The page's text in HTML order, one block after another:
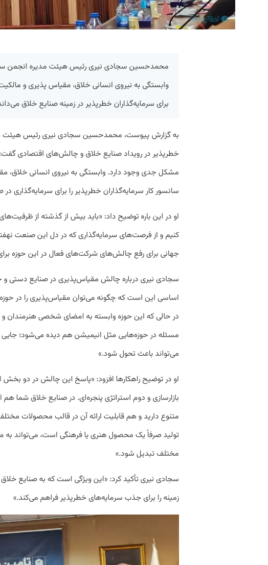
محمدحسین سجادی نیری رئیس هیئت مدیره انجمن
وابستگی به نیروی انسانی خلاق، مقیاس پذیری و
برای سرمایه‌گذاران خطرپذیر در زمینه صنایع خلاق
به گزارش پیوست، محمدحسین سجادی نیری رئیس هیئت
خطرپذیر در رویداد صنایع خلاق و چالش‌های اقتصادی
مشکل جدی وجود دارد. وابستگی به نیروی انسانی خلاق،
سانسور کار سرمایه‌گذاران خطرپذیر را برای
او در این باره توضیح داد: «باید بیش از گذشته از
کنیم و از فرصت‌های سرمایه‌گذاری که در دل این صنعت
جهانی برای رفع چالش‌های شرکت‌های فعال در این حوزه
سجادی نیری درباره چالش مقیاس‌پذیری در صنایع دستی و
اساسی این است که چگونه می‌توان مقیاس‌پذیری را در
در حالی که این حوزه وابسته به امضای شخصی هنرمندان
مسئله در حوزه‌هایی مثل انیمیشن هم دیده می‌شود؛
می‌تواند باعث تحول شود.»
او در توضیح راهکارها افزود: «پاسخ این چالش در دو
بازارسازی و دوم استراتژی پنجره‌ای. در صنایع خلاق شما
متنوع دارید و هم قابلیت ارائه آن در قالب محصولات
تولید صرفاً یک محصول هنری یا فرهنگی است، می‌تواند به
مختلف تبدیل شود.»
سجادی نیری تأکید کرد: «این ویژگی است که به صنایع
زمینه را برای جذب سرمایه‌های خطرپذیر فراهم می‌کند.»